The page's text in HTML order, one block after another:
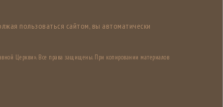
пользоваться сайтом, вы автоматически
Церкви». Все права защищены. При копировании материалов